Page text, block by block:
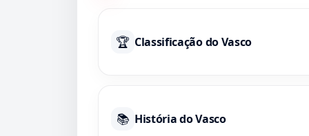
🏆 Classificação do Vasco
📚 História do Vasco